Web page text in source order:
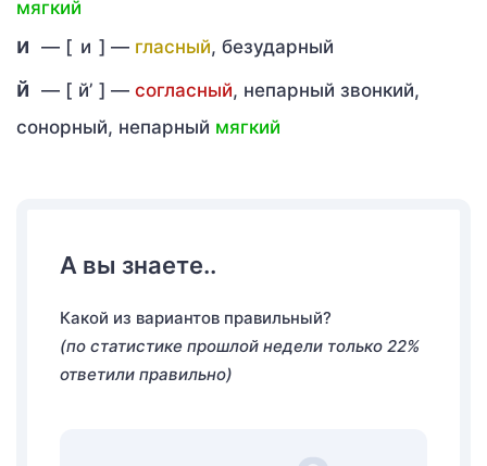
мягкий
и — [ и ] — гласный, безударный
й — [ й’ ] — согласный, непарный звонкий,
сонорный, непарный мягкий
А вы знаете..
Какой из вариантов правильный?
(по статистике прошлой недели только 22%
ответили правильно)